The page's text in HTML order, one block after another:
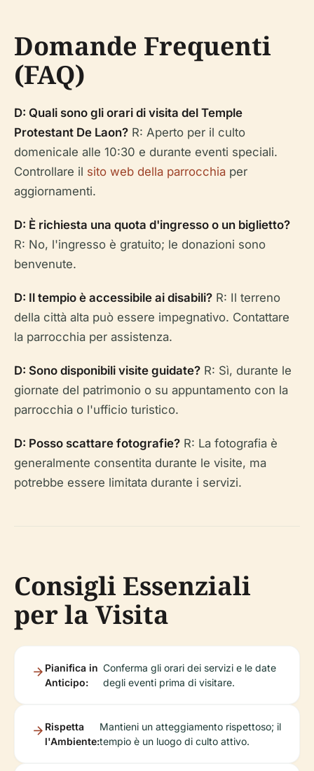
Domande Frequenti
(FAQ)
D: Quali sono gli orari di visita del Temple
Protestant De Laon? R: Aperto per il culto
domenicale alle 10:30 e durante eventi speciali.
Controllare il sito web della parrocchia per
aggiornamenti.
D: È richiesta una quota d'ingresso o un biglietto?
R: No, l'ingresso è gratuito; le donazioni sono
benvenute.
D: Il tempio è accessibile ai disabili? R: Il terreno
della città alta può essere impegnativo. Contattare
la parrocchia per assistenza.
D: Sono disponibili visite guidate? R: Sì, durante le
giornate del patrimonio o su appuntamento con la
parrocchia o l'ufficio turistico.
D: Posso scattare fotografie? R: La fotografia è
generalmente consentita durante le visite, ma
potrebbe essere limitata durante i servizi.
Consigli Essenziali
per la Visita
Pianifica in
Anticipo:
Conferma gli orari dei servizi e le date
degli eventi prima di visitare.
Rispetta
l'Ambiente:
Mantieni un atteggiamento rispettoso; il
tempio è un luogo di culto attivo.